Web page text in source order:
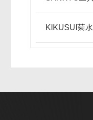
KIKUSUI菊水